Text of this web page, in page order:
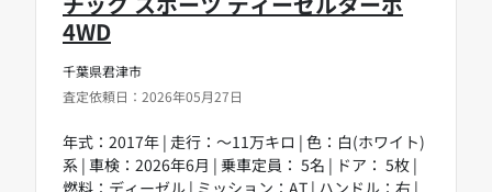
千葉県君津市
査定依頼日：2026年05月27日
4WD
年式：2017年 | 走行：～11万キロ | 色：白(ホワイト)
系 | 車検：2026年6月 | 乗車定員： 5名 | ドア： 5枚 |